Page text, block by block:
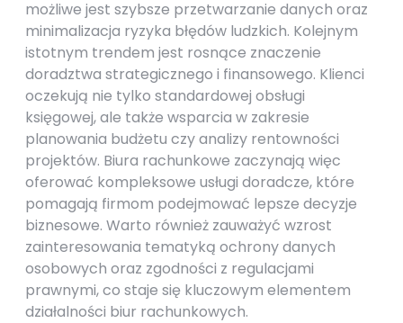
możliwe jest szybsze przetwarzanie danych oraz
minimalizacja ryzyka błędów ludzkich. Kolejnym
istotnym trendem jest rosnące znaczenie
doradztwa strategicznego i finansowego. Klienci
oczekują nie tylko standardowej obsługi
księgowej, ale także wsparcia w zakresie
planowania budżetu czy analizy rentowności
projektów. Biura rachunkowe zaczynają więc
oferować kompleksowe usługi doradcze, które
pomagają firmom podejmować lepsze decyzje
biznesowe. Warto również zauważyć wzrost
zainteresowania tematyką ochrony danych
osobowych oraz zgodności z regulacjami
prawnymi, co staje się kluczowym elementem
działalności biur rachunkowych.